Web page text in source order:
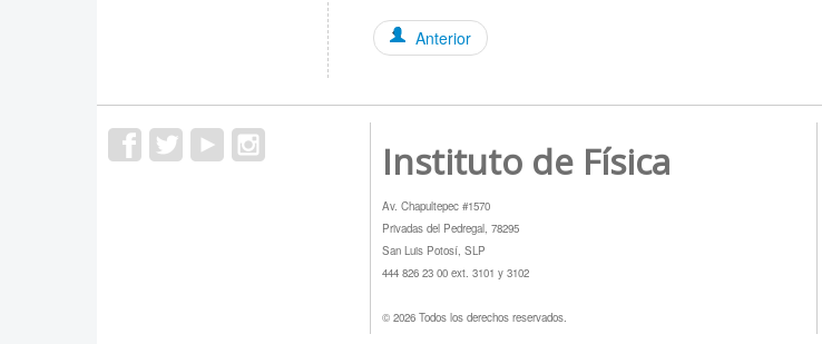
Anterior
Instituto de Física
Av. Chapultepec #1570
Privadas del Pedregal, 78295
San Luis Potosí, SLP
444 826 23 00 ext. 3101 y 3102
© 2026 Todos los derechos reservados.